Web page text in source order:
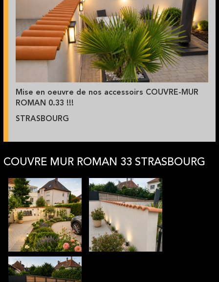
Mise en oeuvre de nos accessoirs COUVRE-MUR
ROMAN 0.33 !!!
STRASBOURG
COUVRE MUR ROMAN 33 STRASBOURG